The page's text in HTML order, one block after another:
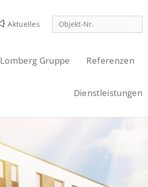
Aktuelles
Lomberg Gruppe Referenzen
Dienstleistungen